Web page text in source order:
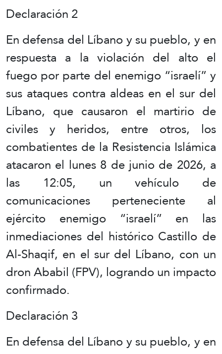
Declaración 2
En defensa del Líbano y su pueblo, y en
respuesta a la violación del alto el
fuego por parte del enemigo “israelí” y
sus ataques contra aldeas en el sur del
Líbano, que causaron el martirio de
civiles y heridos, entre otros, los
combatientes de la Resistencia Islámica
atacaron el lunes 8 de junio de 2026, a
las 12:05, un vehículo de
comunicaciones perteneciente al
ejército enemigo “israelí” en las
inmediaciones del histórico Castillo de
Al-Shaqif, en el sur del Líbano, con un
dron Ababil (FPV), logrando un impacto
confirmado.
Declaración 3
En defensa del Líbano y su pueblo, y en